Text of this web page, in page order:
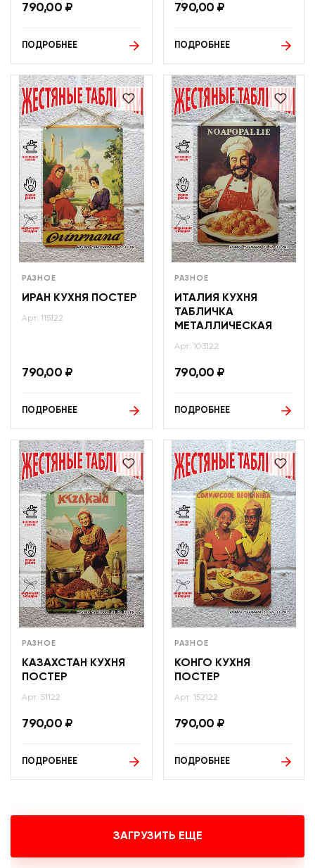
790,00 ₽
ПОДРОБНЕЕ
790,00 ₽
ПОДРОБНЕЕ
РАЗНОЕ
ИРАН КУХНЯ ПОСТЕР
Арт: 115122
790,00 ₽
ПОДРОБНЕЕ
РАЗНОЕ
ИТАЛИЯ КУХНЯ
ТАБЛИЧКА
МЕТАЛЛИЧЕСКАЯ
Арт: 103122
790,00 ₽
ПОДРОБНЕЕ
РАЗНОЕ
КАЗАХСТАН КУХНЯ
ПОСТЕР
Арт: 51122
790,00 ₽
ПОДРОБНЕЕ
РАЗНОЕ
КОНГО КУХНЯ
ПОСТЕР
Арт: 152122
790,00 ₽
ПОДРОБНЕЕ
ЗАГРУЗИТЬ ЕЩЕ